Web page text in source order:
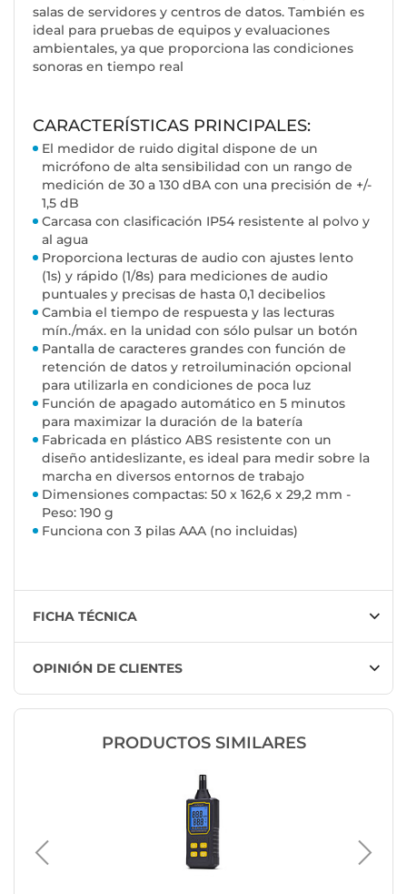
salas de servidores y centros de datos. También es
ideal para pruebas de equipos y evaluaciones
ambientales, ya que proporciona las condiciones
sonoras en tiempo real
CARACTERÍSTICAS PRINCIPALES:
El medidor de ruido digital dispone de un
micrófono de alta sensibilidad con un rango de
medición de 30 a 130 dBA con una precisión de +/-
1,5 dB
Carcasa con clasificación IP54 resistente al polvo y
al agua
Proporciona lecturas de audio con ajustes lento
(1s) y rápido (1/8s) para mediciones de audio
puntuales y precisas de hasta 0,1 decibelios
Cambia el tiempo de respuesta y las lecturas
mín./máx. en la unidad con sólo pulsar un botón
Pantalla de caracteres grandes con función de
retención de datos y retroiluminación opcional
para utilizarla en condiciones de poca luz
Función de apagado automático en 5 minutos
para maximizar la duración de la batería
Fabricada en plástico ABS resistente con un
diseño antideslizante, es ideal para medir sobre la
marcha en diversos entornos de trabajo
Dimensiones compactas: 50 x 162,6 x 29,2 mm -
Peso: 190 g
Funciona con 3 pilas AAA (no incluidas)
FICHA TÉCNICA
OPINIÓN DE CLIENTES
PRODUCTOS SIMILARES